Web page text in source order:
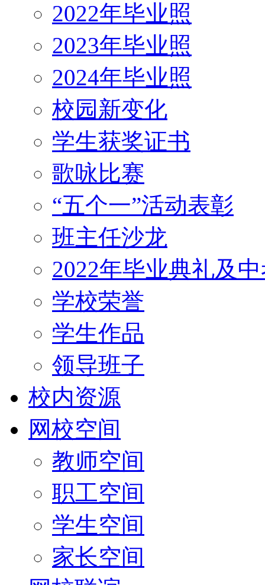
2022年毕业照
2023年毕业照
2024年毕业照
校园新变化
学生获奖证书
歌咏比赛
“五个一”活动表彰
班主任沙龙
2022年毕业典礼及
学校荣誉
学生作品
领导班子
校内资源
网校空间
教师空间
职工空间
学生空间
家长空间